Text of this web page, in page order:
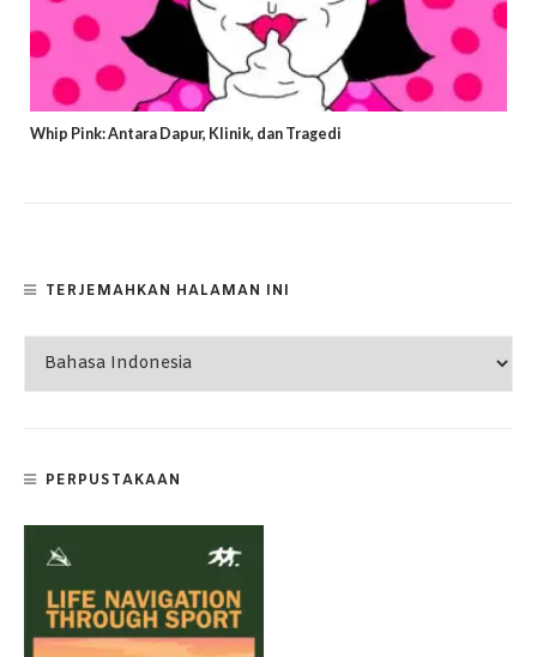
Whip Pink: Antara Dapur, Klinik, dan Tragedi
TERJEMAHKAN HALAMAN INI
PERPUSTAKAAN